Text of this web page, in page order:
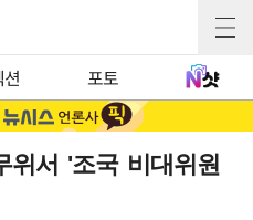
포토
위서 '조국 비대위원